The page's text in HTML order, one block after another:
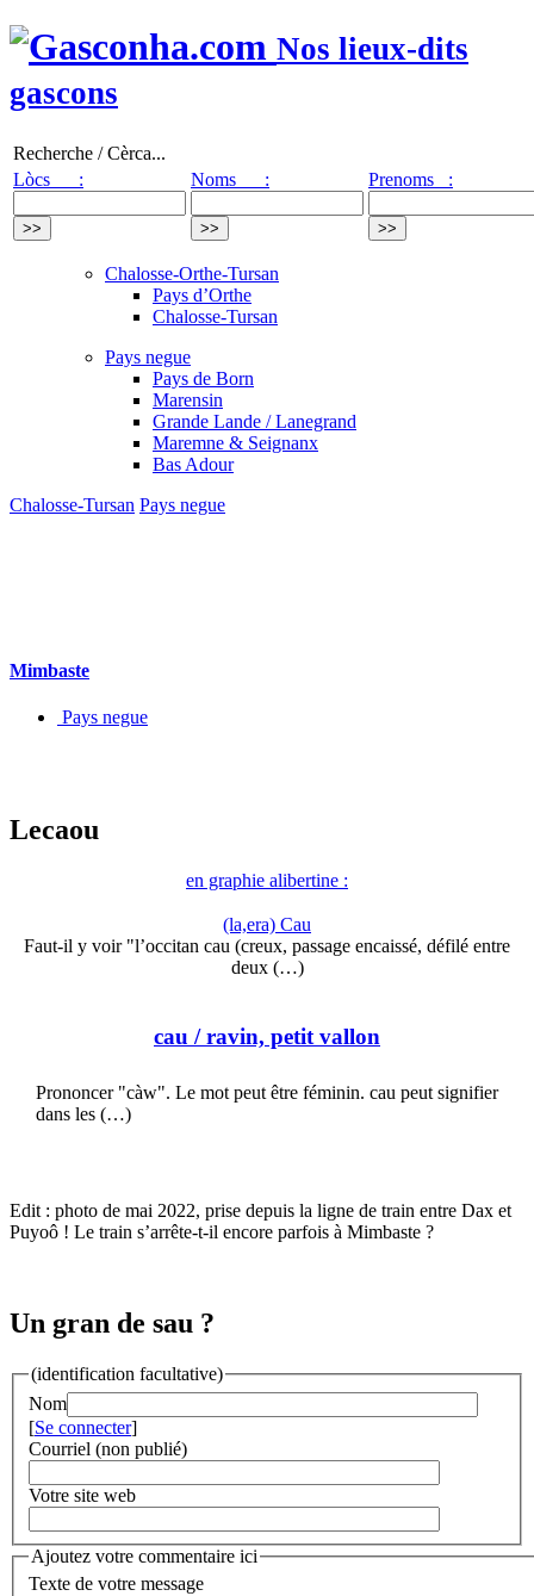
Nos lieux-dits
gascons
Recherche / Cèrca...
Lòcs :
Noms : Prenoms :
Chalosse-Orthe-Tursan
Pays d’Orthe
Chalosse-Tursan
Pays negue
Pays de Born
Marensin
Grande Lande / Lanegrand
Maremne & Seignanx
Bas Adour
Chalosse-Tursan Pays negue
Mimbaste
Pays negue
Lecaou
en graphie alibertine :
(la,era) Cau
Faut-il y voir "l’occitan cau (creux, passage encaissé, défilé entre
deux (…)
cau / ravin, petit vallon
Prononcer "càw". Le mot peut être féminin. cau peut signifier
dans les (…)
Edit : photo de mai 2022, prise depuis la ligne de train entre Dax et
Puyoô ! Le train s’arrête-t-il encore parfois à Mimbaste ?
Un gran de sau ?
(identification facultative)
Nom
[Se connecter]
Courriel (non publié)
Votre site web
Ajoutez votre commentaire ici
Texte de votre message